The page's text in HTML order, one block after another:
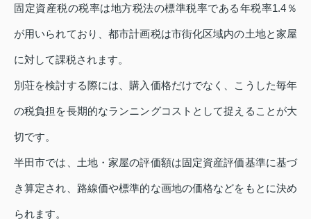
固定資産税の税率は地方税法の標準税率である年税率1.4％
が用いられており、都市計画税は市街化区域内の土地と家屋
に対して課税されます。
別荘を検討する際には、購入価格だけでなく、こうした毎年
の税負担を長期的なランニングコストとして捉えることが大
切です。
半田市では、土地・家屋の評価額は固定資産評価基準に基づ
き算定され、路線価や標準的な画地の価格などをもとに決め
られます。